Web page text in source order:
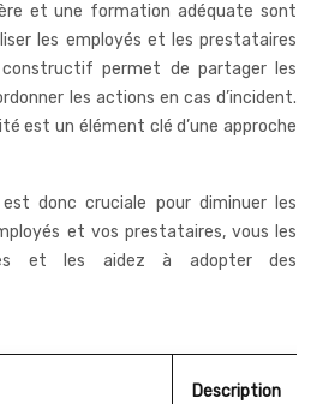
et une formation adéquate sont
les employés et les prestataires
constructif permet de partager les
les actions en cas d’incident.
est un élément clé d’une approche
donc cruciale pour diminuer les
et vos prestataires, vous les
et les aidez à adopter des
Description